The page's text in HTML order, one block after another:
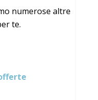
numerose altre
te.